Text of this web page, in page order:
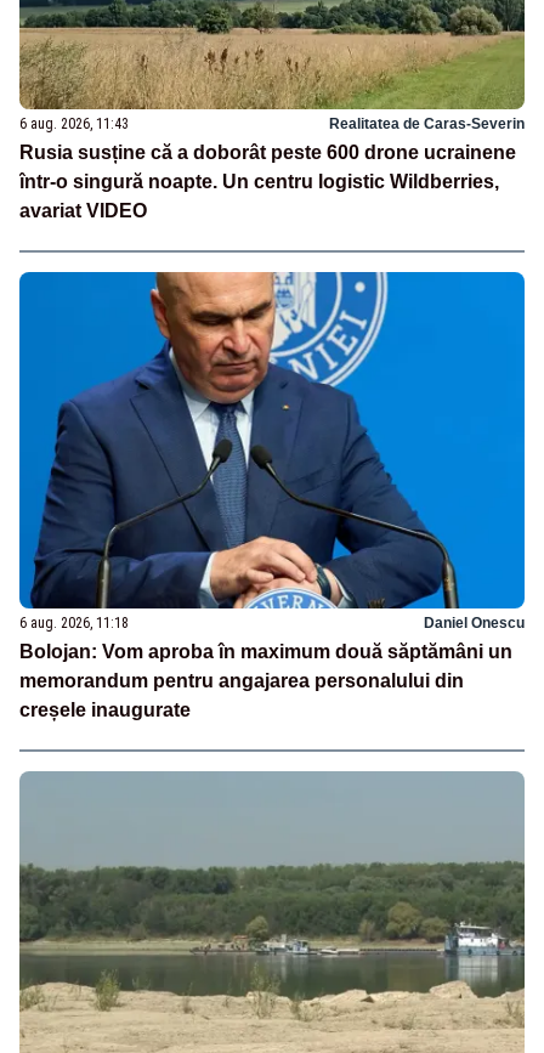
6 aug. 2026, 11:43 Realitatea de Caras-Severin
Rusia susține că a doborât peste 600 drone ucrainene
într-o singură noapte. Un centru logistic Wildberries,
avariat VIDEO
6 aug. 2026, 11:18 Daniel Onescu
Bolojan: Vom aproba în maximum două săptămâni un
memorandum pentru angajarea personalului din
creșele inaugurate